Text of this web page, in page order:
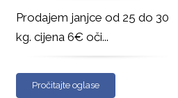
Prodajem janjce od 25 do 30
kg. cijena 6€ oči...
Pročitajte oglase